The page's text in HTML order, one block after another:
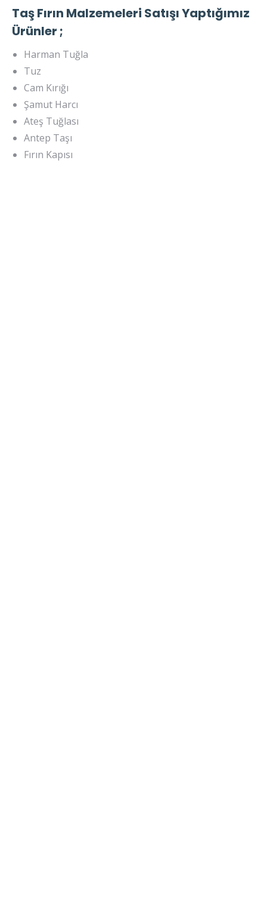
Taş Fırın Malzemeleri Satışı Yaptığımız
Ürünler ;
Harman Tuğla
Tuz
Cam Kırığı
Şamut Harcı
Ateş Tuğlası
Antep Taşı
Fırın Kapısı